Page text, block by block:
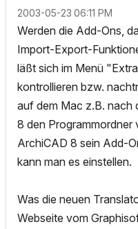
‎2003-05-23 06:11 PM
Werden die Add-Ons,
Import-Export-
läßt sich im Menü
kontrollieren bzw.
auf dem Mac z.B. nach
8 den
ArchiCAD 8 sein Add-
kann man es einstellen.
Was die neuen
Webseite vom